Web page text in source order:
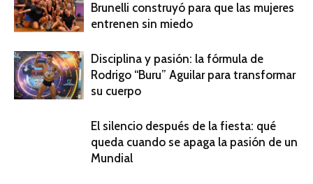
Brunelli construyó para que las mujeres
entrenen sin miedo
Disciplina y pasión: la fórmula de
Rodrigo “Buru” Aguilar para transformar
su cuerpo
El silencio después de la fiesta: qué
queda cuando se apaga la pasión de un
Mundial